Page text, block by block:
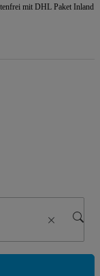
mit DHL Paket Inland